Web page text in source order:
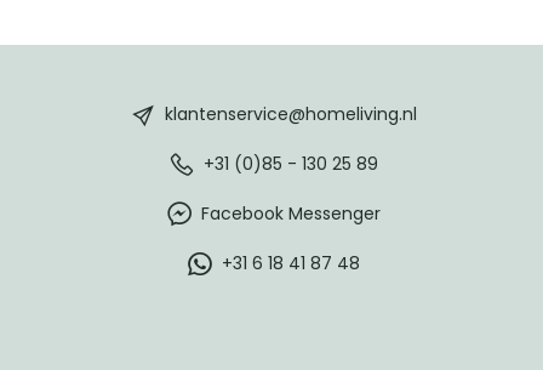
klantenservice@homeliving.nl
+31 (0)85 - 130 25 89
Facebook Messenger
+31 6 18 41 87 48